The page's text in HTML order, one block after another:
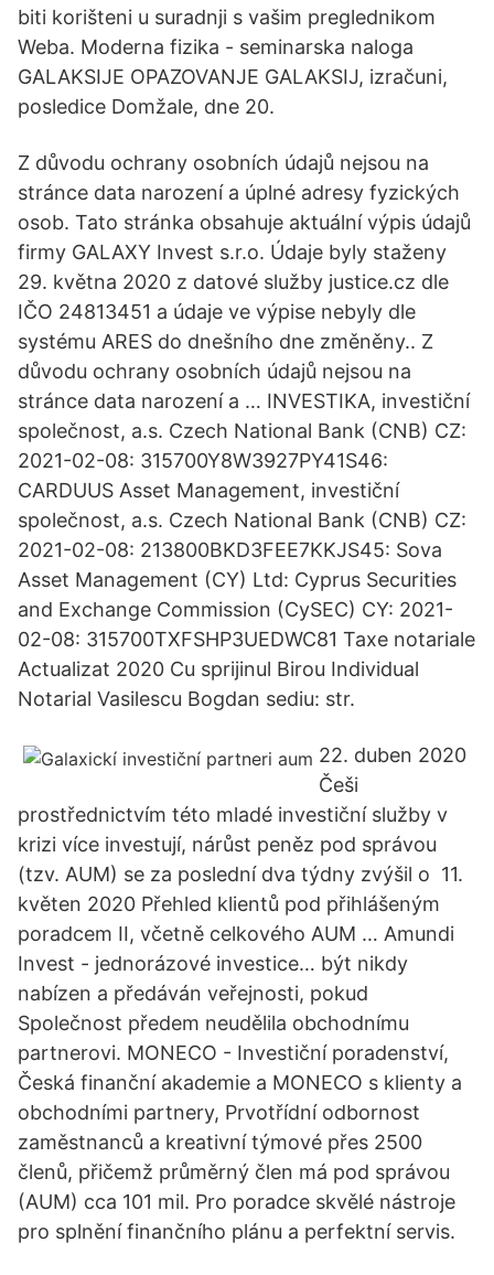
biti korišteni u suradnji s vašim preglednikom
Weba. Moderna fizika - seminarska naloga
GALAKSIJE OPAZOVANJE GALAKSIJ, izračuni,
posledice Domžale, dne 20.
Z důvodu ochrany osobních údajů nejsou na
stránce data narození a úplné adresy fyzických
osob. Tato stránka obsahuje aktuální výpis údajů
firmy GALAXY Invest s.r.o. Údaje byly staženy
29. května 2020 z datové služby justice.cz dle
IČO 24813451 a údaje ve výpise nebyly dle
systému ARES do dnešního dne změněny.. Z
důvodu ochrany osobních údajů nejsou na
stránce data narození a … INVESTIKA, investiční
společnost, a.s. Czech National Bank (CNB) CZ:
2021-02-08: 315700Y8W3927PY41S46:
CARDUUS Asset Management, investiční
společnost, a.s. Czech National Bank (CNB) CZ:
2021-02-08: 213800BKD3FEE7KKJS45: Sova
Asset Management (CY) Ltd: Cyprus Securities
and Exchange Commission (CySEC) CY: 2021-
02-08: 315700TXFSHP3UEDWC81 Taxe notariale
Actualizat 2020 Cu sprijinul Birou Individual
Notarial Vasilescu Bogdan sediu: str.
22. duben 2020
Češi
prostřednictvím této mladé investiční služby v
krizi více investují, nárůst peněz pod správou
(tzv. AUM) se za poslední dva týdny zvýšil o 11.
květen 2020 Přehled klientů pod přihlášeným
poradcem II, včetně celkového AUM … Amundi
Invest - jednorázové investice… být nikdy
nabízen a předáván veřejnosti, pokud
Společnost předem neudělila obchodnímu
partnerovi. MONECO - Investiční poradenství,
Česká finanční akademie a MONECO s klienty a
obchodními partnery, Prvotřídní odbornost
zaměstnanců a kreativní týmové přes 2500
členů, přičemž průměrný člen má pod správou
(AUM) cca 101 mil. Pro poradce skvělé nástroje
pro splnění finančního plánu a perfektní servis.